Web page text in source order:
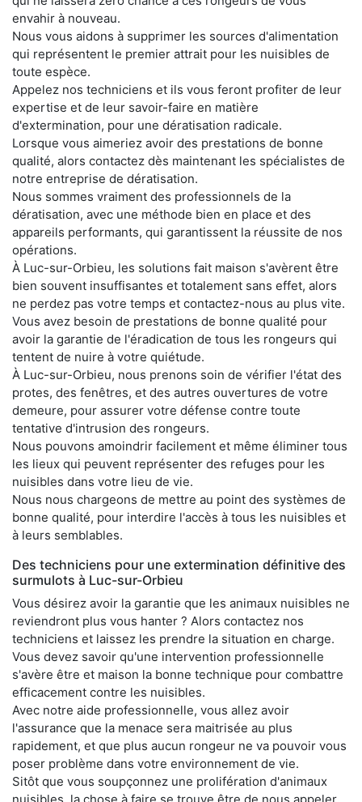
envahir à nouveau.
Nous vous aidons à supprimer les sources d'alimentation
qui représentent le premier attrait pour les nuisibles de
toute espèce.
Appelez nos techniciens et ils vous feront profiter de leur
expertise et de leur savoir-faire en matière
d'extermination, pour une dératisation radicale.
Lorsque vous aimeriez avoir des prestations de bonne
qualité, alors contactez dès maintenant les spécialistes de
notre entreprise de dératisation.
Nous sommes vraiment des professionnels de la
dératisation, avec une méthode bien en place et des
appareils performants, qui garantissent la réussite de nos
opérations.
À Luc-sur-Orbieu, les solutions fait maison s'avèrent être
bien souvent insuffisantes et totalement sans effet, alors
ne perdez pas votre temps et contactez-nous au plus vite.
Vous avez besoin de prestations de bonne qualité pour
avoir la garantie de l'éradication de tous les rongeurs qui
tentent de nuire à votre quiétude.
À Luc-sur-Orbieu, nous prenons soin de vérifier l'état des
protes, des fenêtres, et des autres ouvertures de votre
demeure, pour assurer votre défense contre toute
tentative d'intrusion des rongeurs.
Nous pouvons amoindrir facilement et même éliminer tous
les lieux qui peuvent représenter des refuges pour les
nuisibles dans votre lieu de vie.
Nous nous chargeons de mettre au point des systèmes de
bonne qualité, pour interdire l'accès à tous les nuisibles et
à leurs semblables.
Des techniciens pour une extermination définitive des
surmulots à Luc-sur-Orbieu
Vous désirez avoir la garantie que les animaux nuisibles ne
reviendront plus vous hanter ? Alors contactez nos
techniciens et laissez les prendre la situation en charge.
Vous devez savoir qu'une intervention professionnelle
s'avère être et maison la bonne technique pour combattre
efficacement contre les nuisibles.
Avec notre aide professionnelle, vous allez avoir
l'assurance que la menace sera maitrisée au plus
rapidement, et que plus aucun rongeur ne va pouvoir vous
poser problème dans votre environnement de vie.
Sitôt que vous soupçonnez une prolifération d'animaux